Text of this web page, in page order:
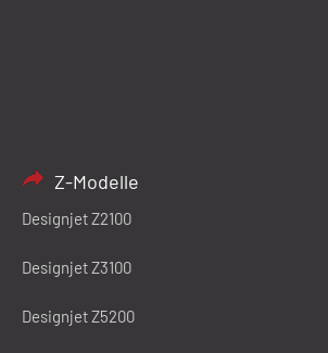
Z-Modelle
Designjet Z2100
Designjet Z3100
Designjet Z5200